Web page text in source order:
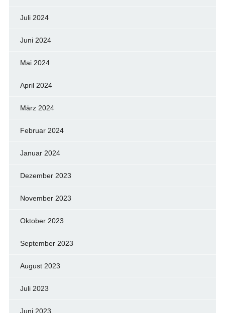
Juli 2024
Juni 2024
Mai 2024
April 2024
März 2024
Februar 2024
Januar 2024
Dezember 2023
November 2023
Oktober 2023
September 2023
August 2023
Juli 2023
Juni 2023